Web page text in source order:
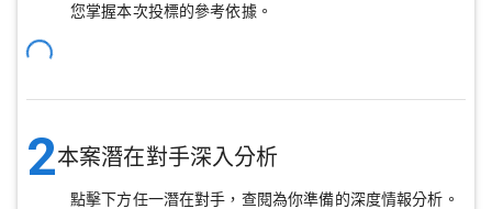
您掌握本次投標的參考依據。
2本案潛在對手深入分析
點擊下方任一潛在對手，查閱為你準備的深度情報分析。